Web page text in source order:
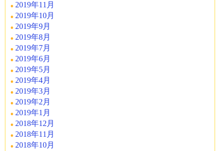
2019年11月
2019年10月
2019年9月
2019年8月
2019年7月
2019年6月
2019年5月
2019年4月
2019年3月
2019年2月
2019年1月
2018年12月
2018年11月
2018年10月